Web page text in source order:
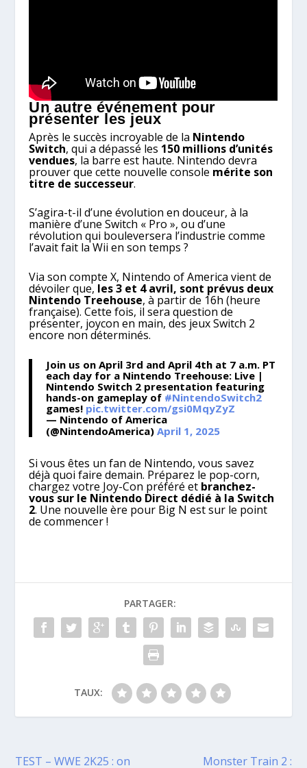
Un autre événement pour
présenter les jeux
Après le succès incroyable de la Nintendo
Switch, qui a dépassé les 150 millions d’unités
vendues, la barre est haute. Nintendo devra
prouver que cette nouvelle console mérite son
titre de successeur.
S’agira-t-il d’une évolution en douceur, à la
manière d’une Switch « Pro », ou d’une
révolution qui bouleversera l’industrie comme
l’avait fait la Wii en son temps ?
Via son compte X, Nintendo of America vient de
dévoiler que, les 3 et 4 avril, sont prévus deux
Nintendo Treehouse, à partir de 16h (heure
française). Cette fois, il sera question de
présenter, joycon en main, des jeux Switch 2
encore non déterminés.
Join us on April 3rd and April 4th at 7 a.m. PT
each day for a Nintendo Treehouse: Live |
Nintendo Switch 2 presentation featuring
hands-on gameplay of #NintendoSwitch2
games! pic.twitter.com/gsi0MqyZyZ
— Nintendo of America
(@NintendoAmerica)April 1, 2025
Si vous êtes un fan de Nintendo, vous savez
déjà quoi faire demain. Préparez le pop-corn,
chargez votre Joy-Con préféré et branchez-
vous sur le Nintendo Direct dédié à la Switch
2. Une nouvelle ère pour Big N est sur le point
de commencer !
PARTAGER:
TAUX:
TEST – WWE 2K25 : on
Monster Train 2 :